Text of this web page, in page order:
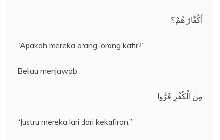
أَكُفَّارٌ هُمْ؟
“Apakah mereka orang-orang kafir?”
Beliau menjawab:
مِنَ الْكُفْرِ فَرُّوا
“Justru mereka lari dari kekafiran.”